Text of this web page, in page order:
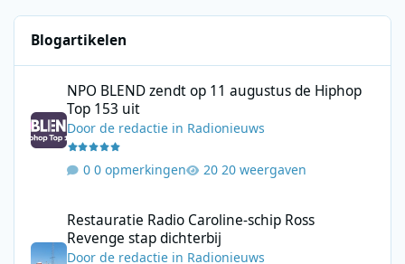
Blogartikelen
NPO BLEND zendt op 11 augustus de Hiphop
Top 153 uit
Doorde redactie in Radionieuws
0 opmerkingen 20 weergaven
Restauratie Radio Caroline-schip Ross
Revenge stap dichterbij
Doorde redactie in Radionieuws